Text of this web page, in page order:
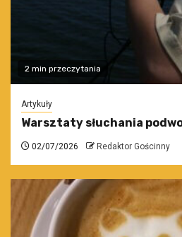
2 min przeczytania
Artykuły
Warsztaty słuchania
02/07/2026 Redaktor Gościnny